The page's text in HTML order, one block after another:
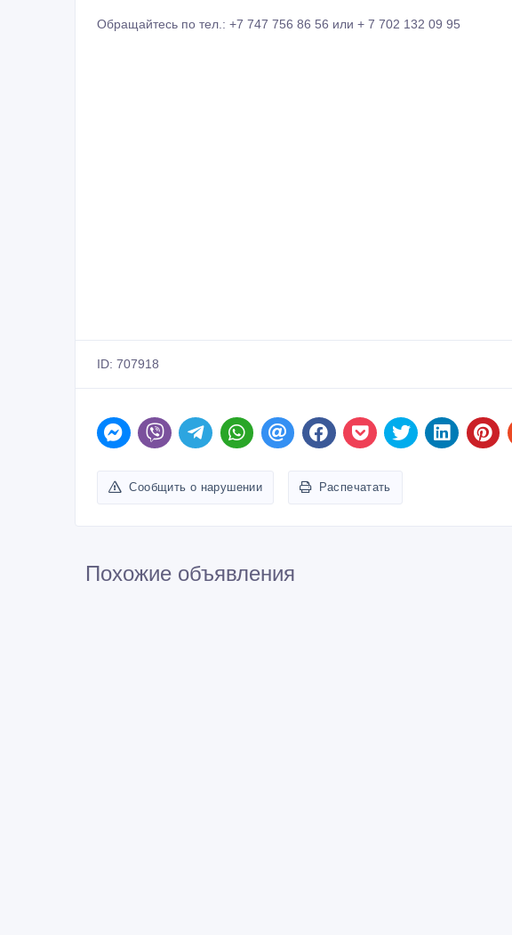
Обращайтесь по тел.: +7 747 756 86 56 или + 7 702 132 09 95
ID: 707918
Сообщить о нарушении Распечатать
Похожие объявления